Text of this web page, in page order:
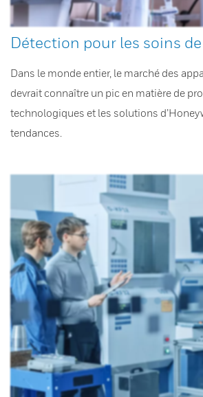
Détection pour les soins
Dans le monde entier, le marché des
devrait connaître un pic en matière de
technologiques et les solutions
tendances.